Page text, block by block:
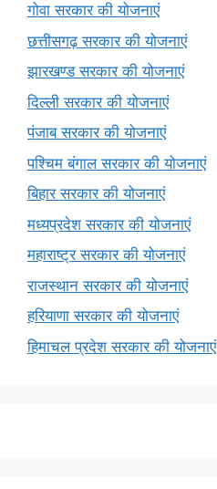
गोवा सरकार की योजनाएं
छत्तीसगढ़ सरकार की योजनाएं
झारखण्ड सरकार की योजनाएं
दिल्ली सरकार की योजनाएं
पंजाब सरकार की योजनाएं
पश्चिम बंगाल सरकार की योजनाएं
बिहार सरकार की योजनाएं
मध्यप्रदेश सरकार की योजनाएं
महाराष्ट्र सरकार की योजनाएं
राजस्थान सरकार की योजनाएं
हरियाणा सरकार की योजनाएं
हिमाचल प्रदेश सरकार की योजनाएं